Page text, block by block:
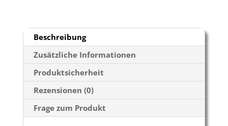
Beschreibung
Zusätzliche Informationen
Produktsicherheit
Rezensionen (0)
Frage zum Produkt